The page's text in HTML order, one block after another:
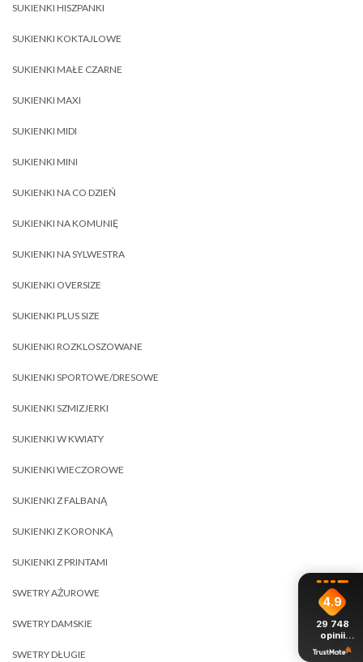
SUKIENKI HISZPANKI
SUKIENKI KOKTAJLOWE
SUKIENKI MAŁE CZARNE
SUKIENKI MAXI
SUKIENKI MIDI
SUKIENKI MINI
SUKIENKI NA CO DZIEŃ
SUKIENKI NA KOMUNIĘ
SUKIENKI NA SYLWESTRA
SUKIENKI OVERSIZE
SUKIENKI PLUS SIZE
SUKIENKI ROZKLOSZOWANE
SUKIENKI SPORTOWE/DRESOWE
SUKIENKI SZMIZJERKI
SUKIENKI W KWIATY
SUKIENKI WIECZOROWE
SUKIENKI Z FALBANĄ
SUKIENKI Z KORONKĄ
SUKIENKI Z PRINTAMI
SWETRY AŻUROWE
SWETRY DAMSKIE
SWETRY DŁUGIE
4.9
29 748
opinii
z całego
okresu